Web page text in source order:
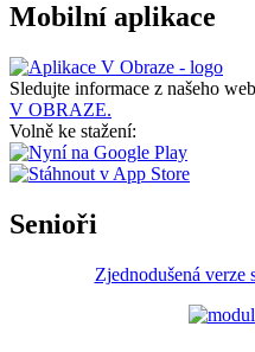
Mobilní aplikace
Sledujte informace z našeho
V OBRAZE.
Volně ke stažení:
Senioři
Zjednodušená verze